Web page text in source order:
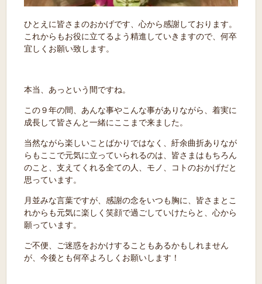
ひとえに皆さまのおかげです、心から感謝しております。
これからもお役に立てるよう精進していきますので、何卒
宜しくお願い致します。
本当、あっという間ですね。
この９年の間、あんな事やこんな事がありながら、着実に
成長して皆さんと一緒にここまで来ました。
当然ながら楽しいことばかりではなく、紆余曲折ありなが
らもここで元気に立っていられるのは、皆さまはもちろん
のこと、支えてくれる全ての人、モノ、コトのおかげだと
思っています。
月並みな言葉ですが、感謝の念をいつも胸に、皆さまとこ
れからも元気に楽しく笑顔で過ごしていけたらと、心から
願っています。
ご不便、ご迷惑をおかけすることもあるかもしれません
が、今後とも何卒よろしくお願いします！